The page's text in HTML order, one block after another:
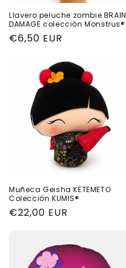
Llavero peluche zombie BRAIN
DAMAGE colección Monstrus®
Precio
€6,50 EUR
Muñeca Geisha KETEMETO
Colección KUMIS®
Precio
€22,00 EUR